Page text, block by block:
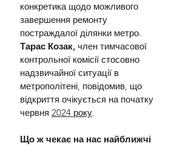
конкретика щодо можливого
завершення ремонту
постраждалої ділянки метро.
Тарас Козак, член тимчасової
контрольної комісії стосовно
надзвичайної ситуації в
метрополітені, повідомив, що
відкриття очікується на початку
червня 2024 року.
Що ж чекає на нас найближчі